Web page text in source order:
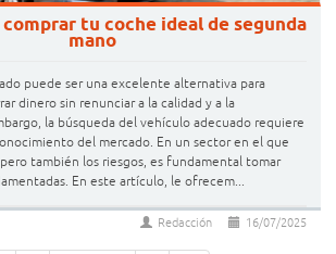
comprar tu coche ideal de segunda
mano
puede ser una excelente alternativa para
dinero sin renunciar a la calidad y a la
la búsqueda del vehículo adecuado requiere
del mercado. En un sector en el que
también los riesgos, es fundamental tomar
En este artículo, le ofrecem...
16/07/2025
Redacción